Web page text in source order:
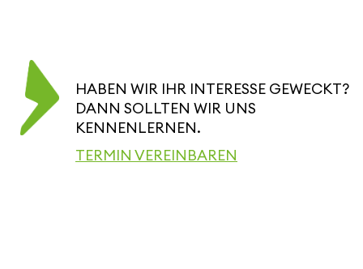
HABEN WIR IHR INTERESSE GEWECKT?
DANN SOLLTEN WIR UNS
KENNENLERNEN.
TERMIN VEREINBAREN